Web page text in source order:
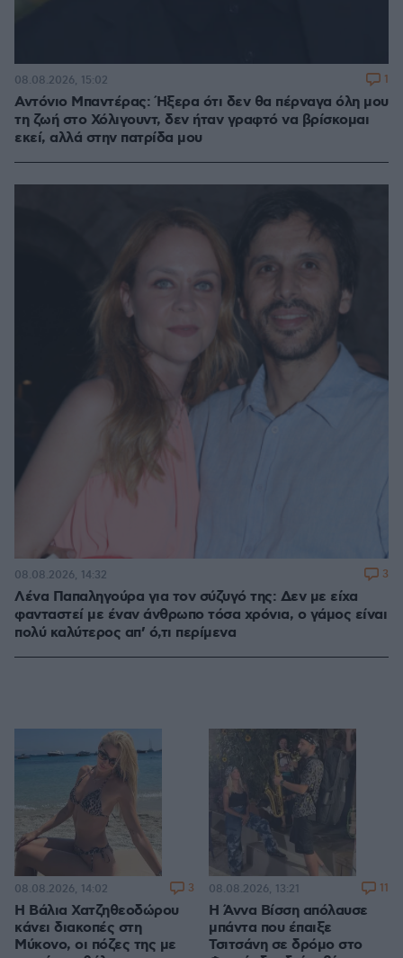
Αντόνιο Μπαντέρας: Ήξερα ότι δεν θα πέρναγα όλη μου
τη ζωή στο Χόλιγουντ, δεν ήταν γραφτό να βρίσκομαι
εκεί, αλλά στην πατρίδα μου
08.08.2026, 15:02 1
Λένα Παπαληγούρα για τον σύζυγό της: Δεν με είχα
φανταστεί με έναν άνθρωπο τόσα χρόνια, ο γάμος είναι
πολύ καλύτερος απ’ ό,τι περίμενα
08.08.2026, 14:32 3
Η Βάλια Χατζηθεοδώρου
κάνει διακοπές στη
Μύκονο, οι πόζες της με
08.08.2026, 14:02 3
Η Άννα Βίσση απόλαυσε
μπάντα που έπαιξε
Τσιτσάνη σε δρόμο στο
08.08.2026, 13:21 11